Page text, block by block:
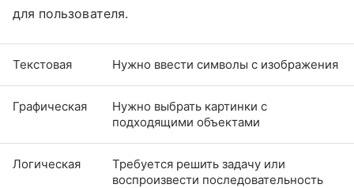
для пользователя.
Текстовая Нужно ввести символы с изображения
Графическая
Нужно выбрать картинки с
подходящими объектами
Логическая
Требуется решить задачу или
воспроизвести последовательность